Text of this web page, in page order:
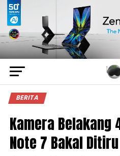
BERITA
Kamera Belakang
Note 7 Bakal